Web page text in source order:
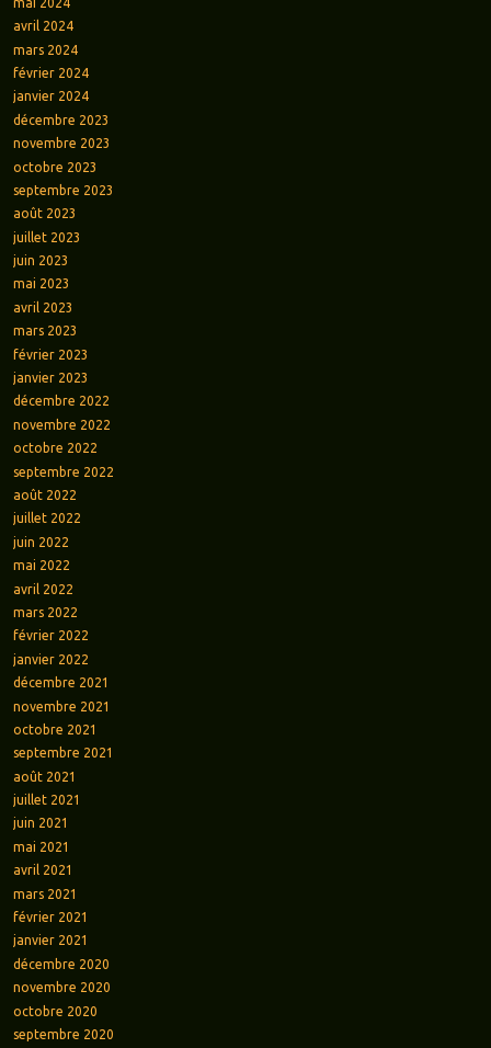
avril 2024
mars 2024
février 2024
janvier 2024
décembre 2023
novembre 2023
octobre 2023
septembre 2023
août 2023
juillet 2023
juin 2023
mai 2023
avril 2023
mars 2023
février 2023
janvier 2023
décembre 2022
novembre 2022
octobre 2022
septembre 2022
août 2022
juillet 2022
juin 2022
mai 2022
avril 2022
mars 2022
février 2022
janvier 2022
décembre 2021
novembre 2021
octobre 2021
septembre 2021
août 2021
juillet 2021
juin 2021
mai 2021
avril 2021
mars 2021
février 2021
janvier 2021
décembre 2020
novembre 2020
octobre 2020
septembre 2020